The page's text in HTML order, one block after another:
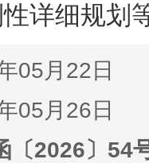
详细规划
05月22日
05月26日
〔2026〕54